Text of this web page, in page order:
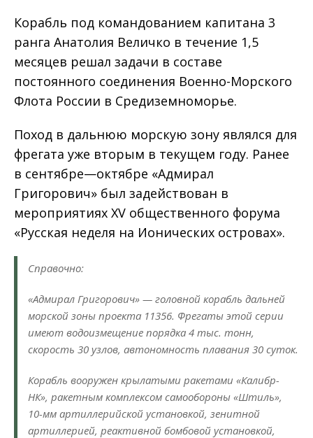
Корабль под командованием капитана 3
ранга Анатолия Величко в течение 1,5
месяцев решал задачи в составе
постоянного соединения Военно-Морского
Флота России в Средиземноморье.
Поход в дальнюю морскую зону являлся для
фрегата уже вторым в текущем году. Ранее
в сентябре—октябре «Адмирал
Григорович» был задействован в
мероприятиях XV общественного форума
«Русская неделя на Ионических островах».
Справочно:
«Адмирал Григорович» — головной корабль дальней
морской зоны проекта 11356. Фрегаты этой серии
имеют водоизмещение порядка 4 тыс. тонн,
скорость 30 узлов, автономность плавания 30 суток.
Корабль вооружен крылатыми ракетами «Калибр-
НК», ракетным комплексом самообороны «Штиль»,
10-мм артиллерийской установкой, зенитной
артиллерией, реактивной бомбовой установкой,